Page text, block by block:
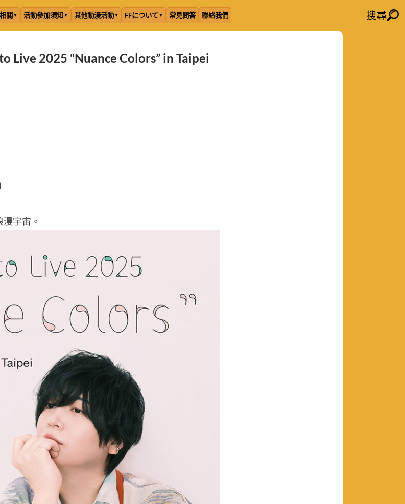
關 活動參加須知 其他動漫活動 FFについて 常見問答 聯絡我們 搜尋
Live 2025 “Nuance Colors” in Taipei
宇宙。